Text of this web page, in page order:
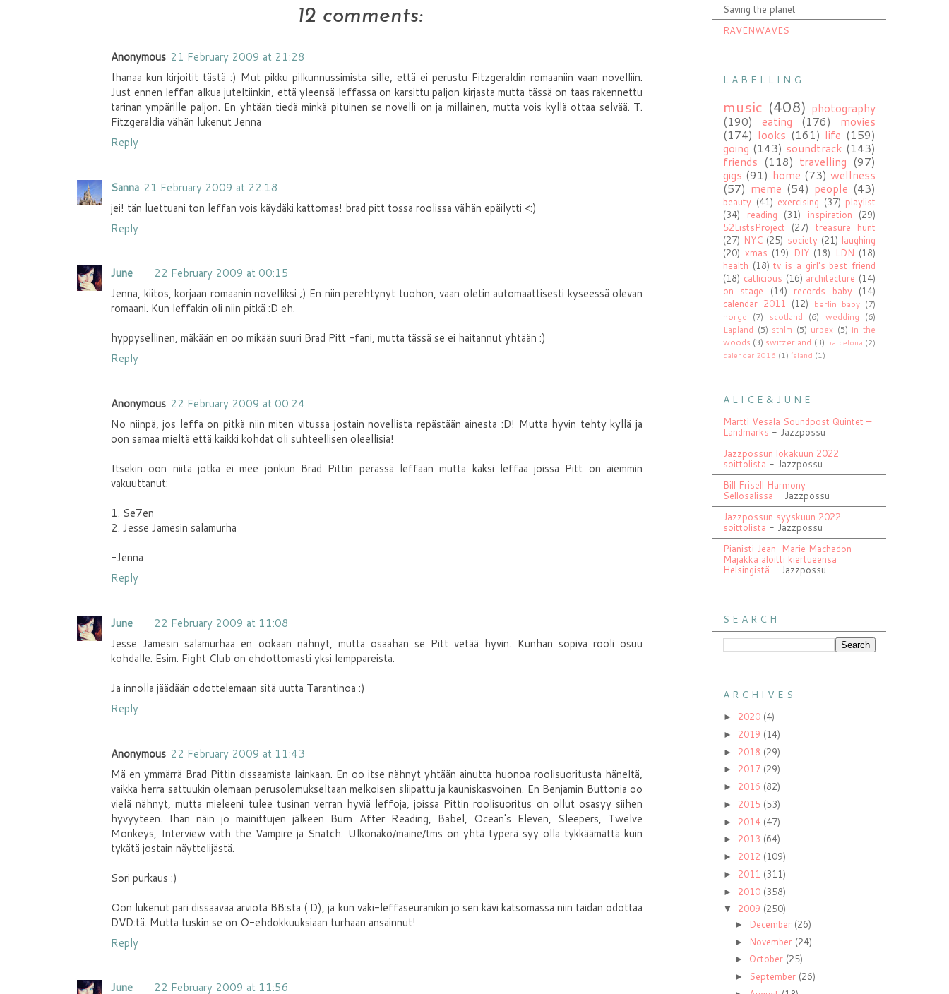
12 comments:
Anonymous 21 February 2009 at 21:28
Ihanaa kun kirjoitit tästä :) Mut pikku pilkunnussimista sille, että ei perustu Fitzgeraldin romaaniin vaan novelliin.
Just ennen leffan alkua juteltiinkin, että yleensä leffassa on karsittu paljon kirjasta mutta tässä on taas rakennettu
tarinan ympärille paljon. En yhtään tiedä minkä pituinen se novelli on ja millainen, mutta vois kyllä ottaa selvää. T.
Fitzgeraldia vähän lukenut Jenna
Reply
Sanna 21 February 2009 at 22:18
jei! tän luettuani ton leffan vois käydäki kattomas! brad pitt tossa roolissa vähän epäilytti <:)
Reply
June
22 February 2009 at 00:15
Jenna, kiitos, korjaan romaanin novelliksi ;) En niin perehtynyt tuohon, vaan oletin automaattisesti kyseessä olevan
romaani. Kun leffakin oli niin pitkä :D eh.
hyppysellinen, mäkään en oo mikään suuri Brad Pitt -fani, mutta tässä se ei haitannut yhtään :)
Reply
Anonymous 22 February 2009 at 00:24
No niinpä, jos leffa on pitkä niin miten vitussa jostain novellista repästään ainesta :D! Mutta hyvin tehty kyllä ja
oon samaa mieltä että kaikki kohdat oli suhteellisen oleellisia!
Itsekin oon niitä jotka ei mee jonkun Brad Pittin perässä leffaan mutta kaksi leffaa joissa Pitt on aiemmin
vakuuttanut:
1. Se7en
2. Jesse Jamesin salamurha
-Jenna
Reply
June
22 February 2009 at 11:08
Jesse Jamesin salamurhaa en ookaan nähnyt, mutta osaahan se Pitt vetää hyvin. Kunhan sopiva rooli osuu
kohdalle. Esim. Fight Club on ehdottomasti yksi lemppareista.
Ja innolla jäädään odottelemaan sitä uutta Tarantinoa :)
Reply
Anonymous 22 February 2009 at 11:43
Mä en ymmärrä Brad Pittin dissaamista lainkaan. En oo itse nähnyt yhtään ainutta huonoa roolisuoritusta häneltä,
vaikka herra sattuukin olemaan perusolemukseltaan melkoisen sliipattu ja kauniskasvoinen. En Benjamin Buttonia oo
vielä nähnyt, mutta mieleeni tulee tusinan verran hyviä leffoja, joissa Pittin roolisuoritus on ollut osasyy siihen
hyvyyteen. Ihan näin jo mainittujen jälkeen Burn After Reading, Babel, Ocean's Eleven, Sleepers, Twelve
Monkeys, Interview with the Vampire ja Snatch. Ulkonäkö/maine/tms on yhtä typerä syy olla tykkäämättä kuin
tykätä jostain näyttelijästä.
Sori purkaus :)
Oon lukenut pari dissaavaa arviota BB:sta (:D), ja kun vaki-leffaseuranikin jo sen kävi katsomassa niin taidan odottaa
DVD:tä. Mutta tuskin se on O-ehdokkuuksiaan turhaan ansainnut!
Reply
June 22 February 2009 at 11:56
Saving the planet
RAVENWAVES
L A B E L L I N G
music (408) photography
(190)
eating (176)
movies
(174) looks (161) life (159)
going (143) soundtrack (143)
friends (118) travelling (97)
gigs (91) home (73) wellness
(57) meme (54) people (43)
beauty (41) exercising (37) playlist
(34)
reading (31) inspiration
(29)
52ListsProject
(27)
treasure hunt
(27) NYC (25) society (21) laughing
(20) xmas (19) DIY (18) LDN (18)
health (18) tv is a girl's best friend
(18) catlicious (16) architecture (14)
on stage
(14) records baby (14)
calendar 2011
(12) berlin baby (7)
norge (7) scotland (6) wedding (6)
Lapland (5) sthlm (5) urbex (5) in the
woods (3) switzerland (3) barcelona (2)
calendar 2016 (1) ísland (1)
A L I C E & J U N E
Martti Vesala Soundpost Quintet –
Landmarks - Jazzpossu
Jazzpossun lokakuun 2022
soittolista - Jazzpossu
Bill Frisell Harmony
Sellosalissa - Jazzpossu
Jazzpossun syyskuun 2022
soittolista - Jazzpossu
Pianisti Jean-Marie Machadon
Majakka aloitti kiertueensa
Helsingistä - Jazzpossu
S E A R C H
A R C H I V E S
► 2020 (4)
► 2019 (14)
► 2018 (29)
► 2017 (29)
► 2016 (82)
► 2015 (53)
► 2014 (47)
► 2013 (64)
► 2012 (109)
► 2011 (311)
► 2010 (358)
▼ 2009 (250)
► December (26)
► November (24)
► October (25)
► September (26)